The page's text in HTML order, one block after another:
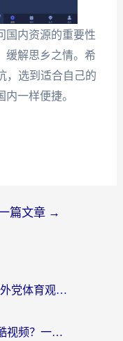
国内资源的重要性
解思乡之情。希
，选到适合自己的
一样便捷。
篇文章 →
在香港怎么看cba直播的？海外党体育观赛终极指南：告别版权限制，畅享中文解说
海外党别愁！国外怎么看优酷视频？一招解决追剧、看直播难题